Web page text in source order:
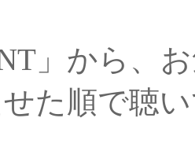
」から、
た順で聴